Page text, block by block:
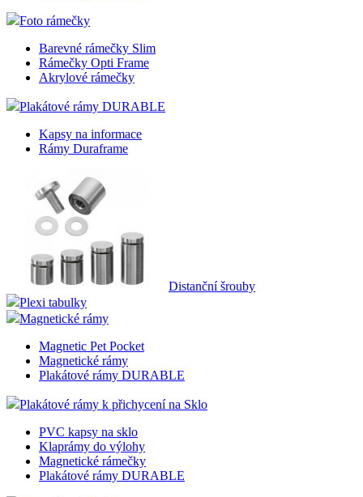
Foto rámečky
Barevné rámečky Slim
Rámečky Opti Frame
Akrylové rámečky
Plakátové rámy DURABLE
Kapsy na informace
Rámy Duraframe
Distanční šrouby
Plexi tabulky
Magnetické rámy
Magnetic Pet Pocket
Magnetické rámy
Plakátové rámy DURABLE
Plakátové rámy k přichycení na Sklo
PVC kapsy na sklo
Klaprámy do výlohy
Magnetické rámečky
Plakátové rámy DURABLE